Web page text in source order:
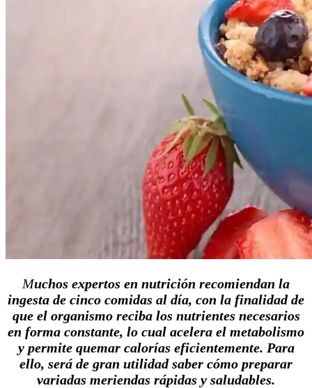
Muchos expertos en nutrición recomiendan la
ingesta de cinco comidas al día, con la finalidad de
que el organismo reciba los nutrientes necesarios
en forma constante, lo cual acelera el metabolismo
y permite quemar calorías eficientemente. Para
ello, será de gran utilidad saber cómo preparar
variadas meriendas rápidas y saludables.